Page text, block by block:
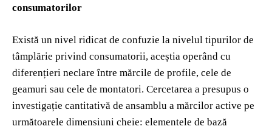
consumatorilor
Există un nivel ridicat de confuzie la nivelul tipurilor de
tâmplărie privind consumatorii, aceștia operând cu
diferențieri neclare între mărcile de profile, cele de
geamuri sau cele de montatori. Cercetarea a presupus o
investigație cantitativă de ansamblu a mărcilor active pe
următoarele dimensiuni cheie: elementele de bază